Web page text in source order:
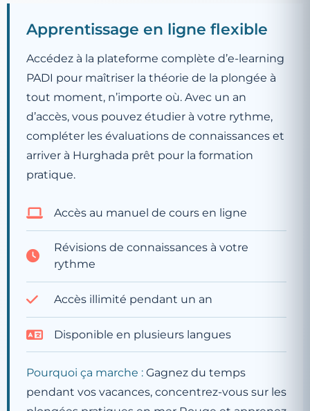
Apprentissage en ligne flexible
Accédez à la plateforme complète d’e-learning
PADI pour maîtriser la théorie de la plongée à
tout moment, n’importe où. Avec un an
d’accès, vous pouvez étudier à votre rythme,
compléter les évaluations de connaissances et
arriver à Hurghada prêt pour la formation
pratique.
Accès au manuel de cours en ligne
Révisions de connaissances à votre
rythme
Accès illimité pendant un an
Disponible en plusieurs langues
Pourquoi ça marche :Gagnez du temps
pendant vos vacances, concentrez-vous sur les